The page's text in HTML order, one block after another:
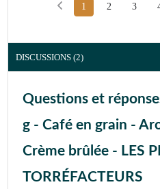
1 2 3
DISCUSSIONS (2)
Questions et
g - Café en grain -
Crème brûlée - LES
TORRÉFACTEURS